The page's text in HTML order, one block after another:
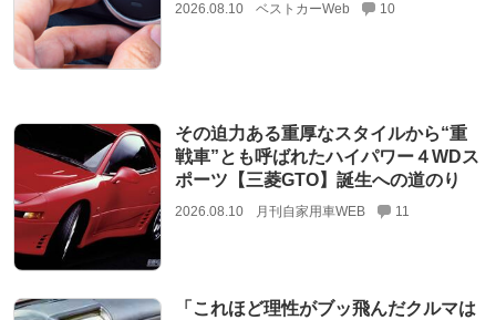
2026.08.10 ベストカーWeb 10
その迫力ある重厚なスタイルから“重
戦車”とも呼ばれたハイパワー４WDス
ポーツ【三菱GTO】誕生への道のり
2026.08.10 月刊自家用車WEB 11
「これほど理性がブッ飛んだクルマは